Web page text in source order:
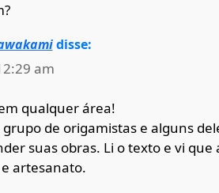
disse:
am
qualquer área!
de origamistas e alguns
suas obras. Li o texto e vi que
artesanato.